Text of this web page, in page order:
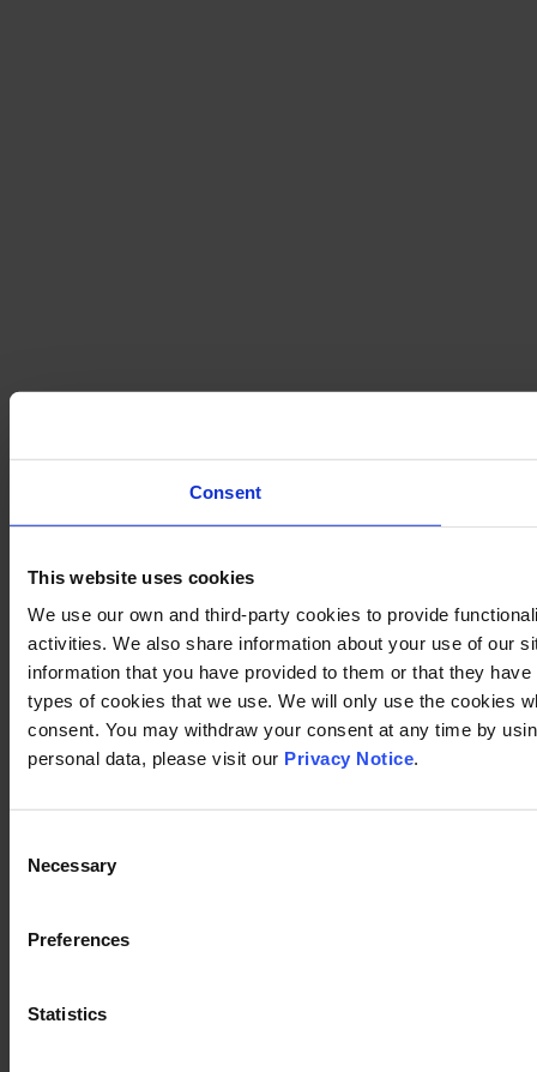
Consent
This website uses cookies
We use our own and third-party cookies to provide
activities. We also share information about your use of our
information that you have provided to them or that they
types of cookies that we use. We will only use the cookies
consent. You may withdraw your consent at any time by
personal data, please visit our Privacy Notice.
Selection
Necessary
Preferences
Statistics